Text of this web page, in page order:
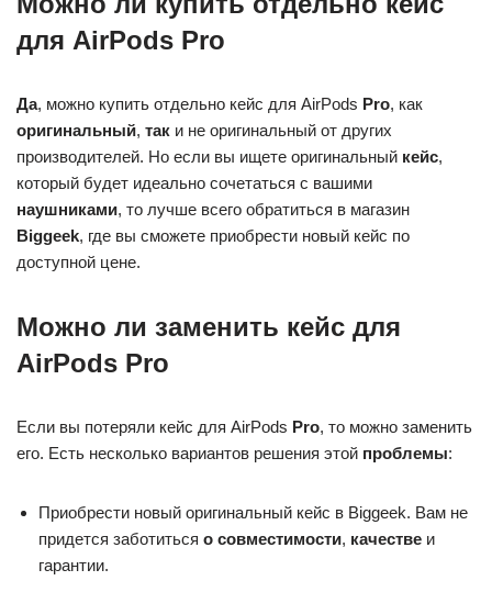
для AirPods Pro
Да, можно купить отдельно кейс для AirPods Pro, как
оригинальный, так и не оригинальный от других
производителей. Но если вы ищете оригинальный кейс,
который будет идеально сочетаться с вашими
наушниками, то лучше всего обратиться в магазин
Biggeek, где вы сможете приобрести новый кейс по
доступной цене.
Можно ли заменить кейс для
AirPods Pro
Если вы потеряли кейс для AirPods Pro, то можно заменить
его. Есть несколько вариантов решения этой проблемы:
Приобрести новый оригинальный кейс в Biggeek. Вам не
придется заботиться о совместимости, качестве и
гарантии.